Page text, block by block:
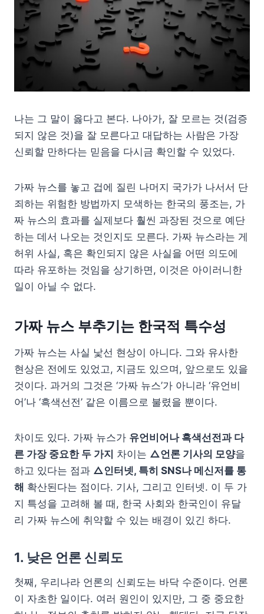
나는 그 말이 옳다고 본다. 나아가, 잘 모르는 것(검증
되지 않은 것)을 잘 모른다고 대답하는 사람은 가장
신뢰할 만하다는 믿음을 다시금 확인할 수 있었다.
가짜 뉴스를 놓고 겁에 질린 나머지 국가가 나서서 단
죄하는 위험한 방법까지 모색하는 한국의 풍조는, 가
짜 뉴스의 효과를 실제보다 훨씬 과장된 것으로 예단
하는 데서 나오는 것인지도 모른다. 가짜 뉴스라는 게
허위 사실, 혹은 확인되지 않은 사실을 어떤 의도에
따라 유포하는 것임을 상기하면, 이것은 아이러니한
일이 아닐 수 없다.
가짜 뉴스 부추기는 한국적 특수성
가짜 뉴스는 사실 낯선 현상이 아니다. 그와 유사한
현상은 전에도 있었고, 지금도 있으며, 앞으로도 있을
것이다. 과거의 그것은 ‘가짜 뉴스’가 아니라 ‘유언비
어’나 ‘흑색선전’ 같은 이름으로 불렸을 뿐이다.
차이도 있다. 가짜 뉴스가 유언비어나 흑색선전과 다
른 가장 중요한 두 가지 차이는 △언론 기사의 모양을
하고 있다는 점과 △인터넷, 특히 SNS나 메신저를 통
해 확산된다는 점이다. 기사, 그리고 인터넷. 이 두 가
지 특성을 고려해 볼 때, 한국 사회와 한국인이 유달
리 가짜 뉴스에 취약할 수 있는 배경이 있긴 하다.
1. 낮은 언론 신뢰도
첫째, 우리나라 언론의 신뢰도는 바닥 수준이다. 언론
이 자초한 일이다. 여러 원인이 있지만, 그 중 중요한